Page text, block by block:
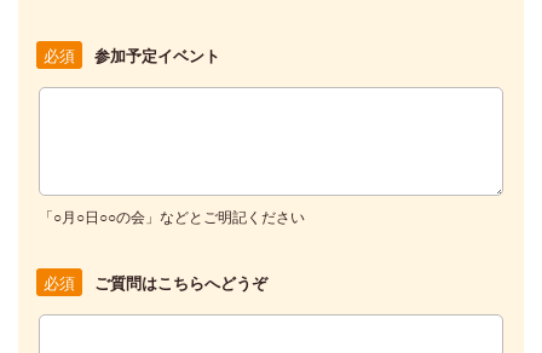
参加予定イベント
必須
「○月○日○○の会」などとご明記ください
ご質問はこちらへどうぞ
必須